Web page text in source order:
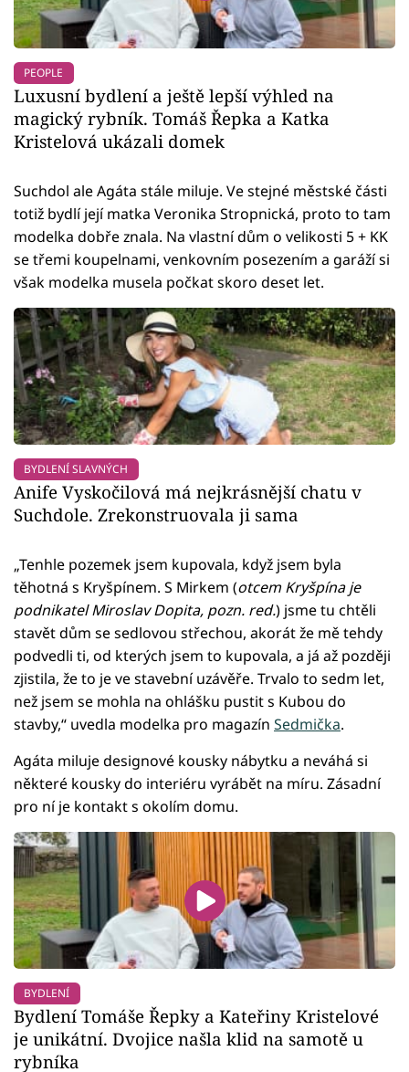
PEOPLE
Luxusní bydlení a ještě lepší výhled na
magický rybník. Tomáš Řepka a Katka
Kristelová ukázali domek
Suchdol ale Agáta stále miluje. Ve stejné městské části
totiž bydlí její matka Veronika Stropnická, proto to tam
modelka dobře znala. Na vlastní dům o velikosti 5 + KK
se třemi koupelnami, venkovním posezením a garáží si
však modelka musela počkat skoro deset let.
BYDLENÍ SLAVNÝCH
Anife Vyskočilová má nejkrásnější chatu v
Suchdole. Zrekonstruovala ji sama
„Tenhle pozemek jsem kupovala, když jsem byla
těhotná s Kryšpínem. S Mirkem (otcem Kryšpína je
podnikatel Miroslav Dopita, pozn. red.) jsme tu chtěli
stavět dům se sedlovou střechou, akorát že mě tehdy
podvedli ti, od kterých jsem to kupovala, a já až později
zjistila, že to je ve stavební uzávěře. Trvalo to sedm let,
než jsem se mohla na ohlášku pustit s Kubou do
stavby,“ uvedla modelka pro magazín Sedmička.
Agáta miluje designové kousky nábytku a neváhá si
některé kousky do interiéru vyrábět na míru. Zásadní
pro ní je kontakt s okolím domu.
BYDLENÍ
Bydlení Tomáše Řepky a Kateřiny Kristelové
je unikátní. Dvojice našla klid na samotě u
rybníka